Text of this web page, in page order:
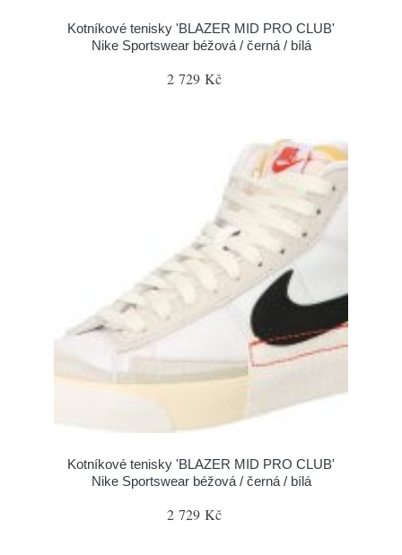
Kotníkové tenisky 'BLAZER MID PRO CLUB'
Nike Sportswear béžová / černá / bílá
2 729 Kč
Kotníkové tenisky 'BLAZER MID PRO CLUB'
Nike Sportswear béžová / černá / bílá
2 729 Kč